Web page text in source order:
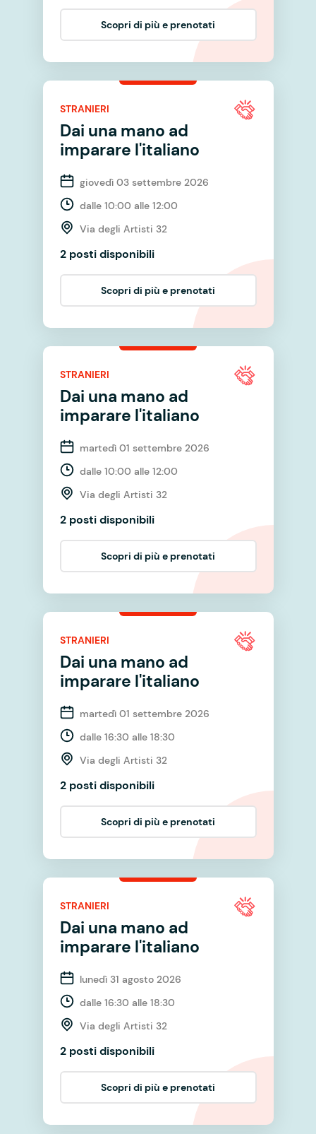
Scopri di più e prenotati
STRANIERI
Dai una mano ad
imparare l'italiano
giovedì 03 settembre 2026
dalle 10:00 alle 12:00
Via degli Artisti 32
2 posti disponibili
Scopri di più e prenotati
STRANIERI
Dai una mano ad
imparare l'italiano
martedì 01 settembre 2026
dalle 10:00 alle 12:00
Via degli Artisti 32
2 posti disponibili
Scopri di più e prenotati
STRANIERI
Dai una mano ad
imparare l'italiano
martedì 01 settembre 2026
dalle 16:30 alle 18:30
Via degli Artisti 32
2 posti disponibili
Scopri di più e prenotati
STRANIERI
Dai una mano ad
imparare l'italiano
lunedì 31 agosto 2026
dalle 16:30 alle 18:30
Via degli Artisti 32
2 posti disponibili
Scopri di più e prenotati